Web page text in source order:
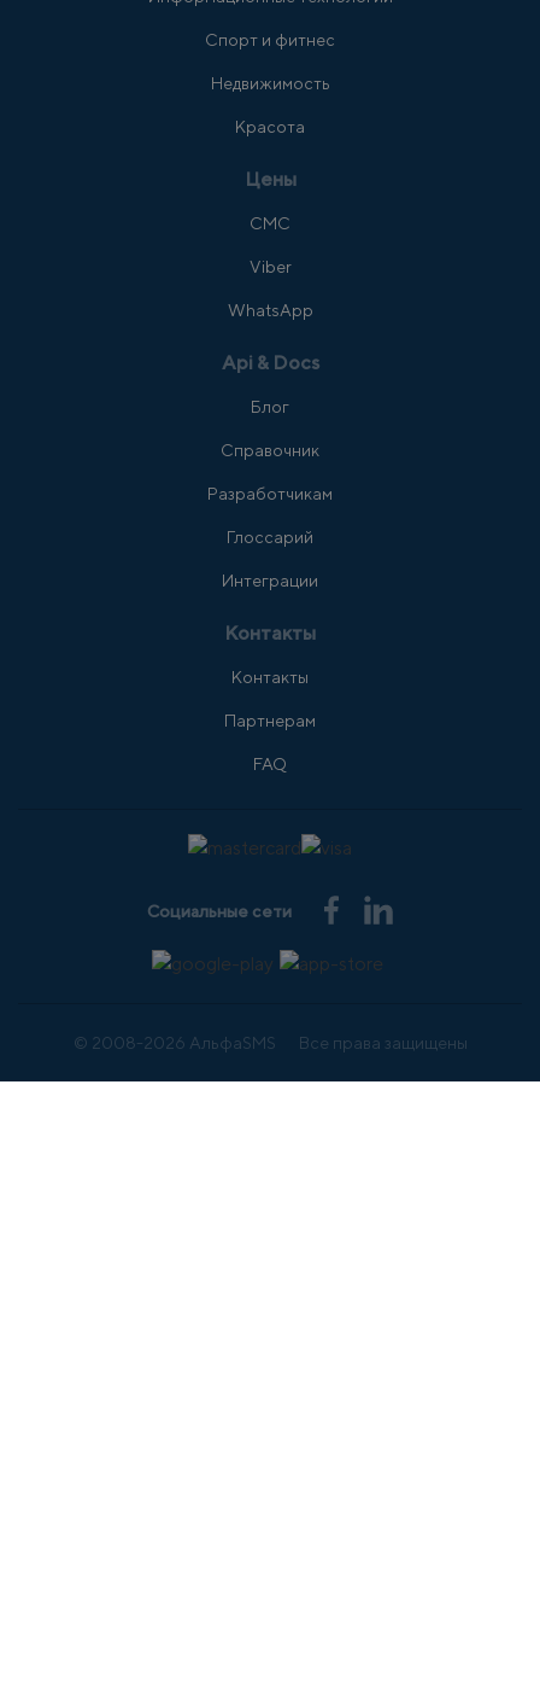
Спорт и фитнес
Недвижимость
Красота
Цены
СМС
Viber
WhatsApp
Api & Docs
Блог
Справочник
Разработчикам
Глоссарий
Интеграции
Контакты
Контакты
Партнерам
FAQ
Социальные сети
© 2008-2026 АльфаSMS Все права защищены